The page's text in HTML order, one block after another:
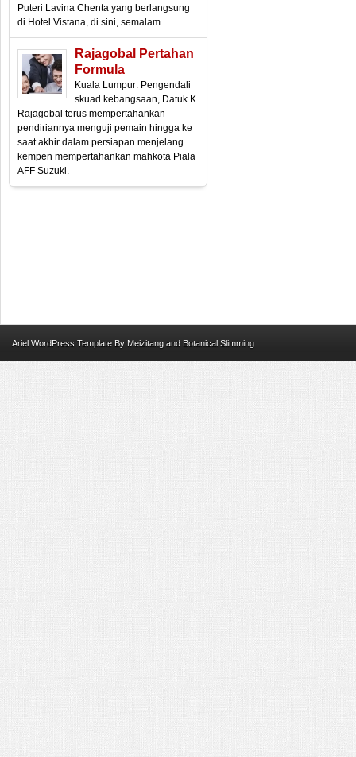
Puteri Lavina Chenta yang berlangsung
di Hotel Vistana, di sini, semalam.
Rajagobal Pertahan
Formula
Kuala Lumpur: Pengendali
skuad kebangsaan, Datuk K
Rajagobal terus mempertahankan
pendiriannya menguji pemain hingga ke
saat akhir dalam persiapan menjelang
kempen mempertahankan mahkota Piala
AFF Suzuki.
Ariel WordPress Template By Meizitang and Botanical Slimming